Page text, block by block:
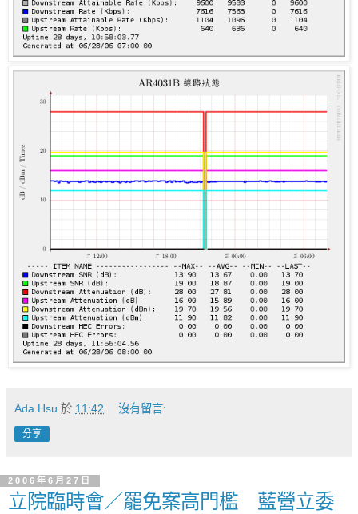
Ada Hsu 於 11:42 沒有留言:
分享
2006年6月27日
立院臨時會／罷免案高門檻 藍營立委